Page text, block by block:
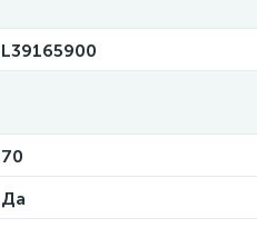
L39165900
70
Да